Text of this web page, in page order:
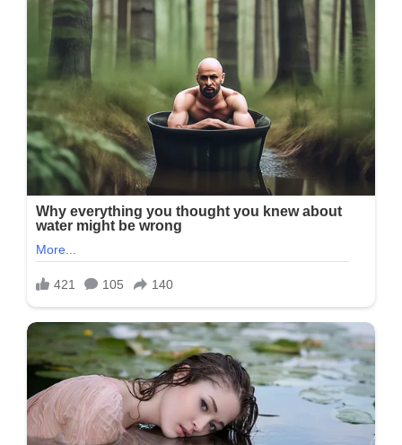
રાયને
વહુ
માની
નથી,
જયા
બચ્ચને
કર્યો
ખુલાસો…